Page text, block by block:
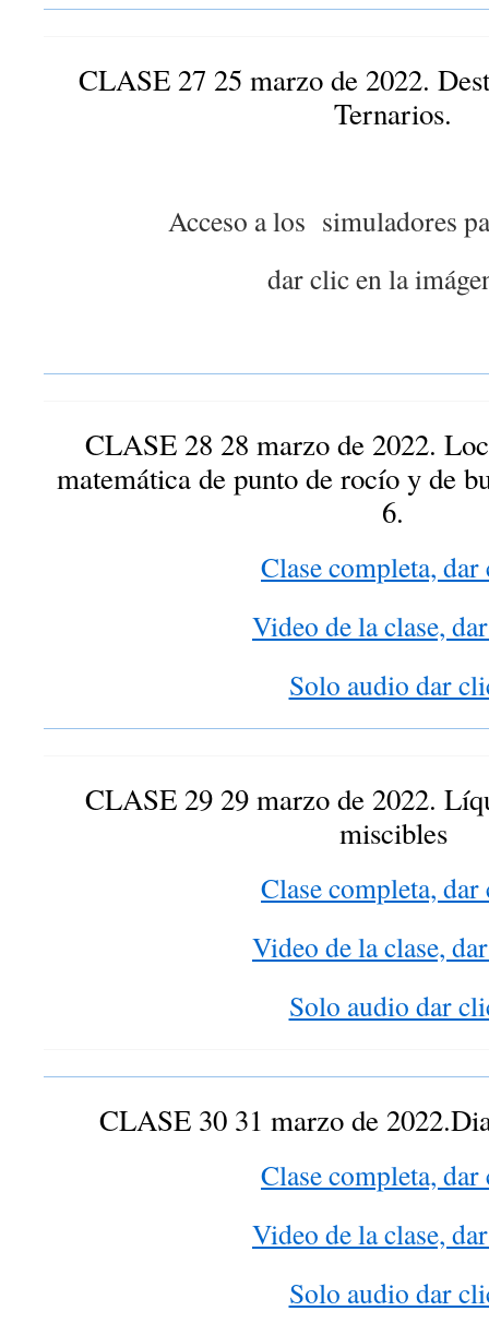
CLASE 27 25 marzo de 2022.
Ternarios.
Acceso a los simuladores
dar clic en la
CLASE 28 28 marzo de 2022.
matemática de punto de rocío y de
6.
Clase completa,
Video de la clase,
Solo audio dar
CLASE 29 29 marzo de 2022.
miscibles
Clase completa,
Video de la clase,
Solo audio dar
CLASE 30 31 marzo de
Clase completa,
Video de la clase,
Solo audio dar